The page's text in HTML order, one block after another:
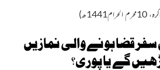
سفر قضا ہونے والی نمازیں
گے یا پوری؟